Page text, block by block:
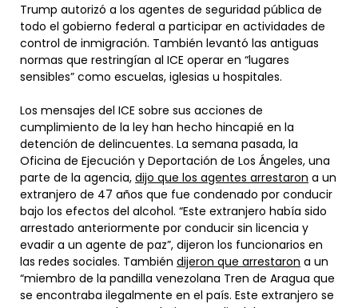
Trump autorizó a los agentes de seguridad pública de
todo el gobierno federal a participar en actividades de
control de inmigración. También levantó las antiguas
normas que restringían al ICE operar en “lugares
sensibles” como escuelas, iglesias u hospitales.
Los mensajes del ICE sobre sus acciones de
cumplimiento de la ley han hecho hincapié en la
detención de delincuentes. La semana pasada, la
Oficina de Ejecución y Deportación de Los Ángeles, una
parte de la agencia, dijo que los agentes arrestaron a un
extranjero de 47 años que fue condenado por conducir
bajo los efectos del alcohol. “Este extranjero había sido
arrestado anteriormente por conducir sin licencia y
evadir a un agente de paz”, dijeron los funcionarios en
las redes sociales. También dijeron que arrestaron a un
“miembro de la pandilla venezolana Tren de Aragua que
se encontraba ilegalmente en el país. Este extranjero se